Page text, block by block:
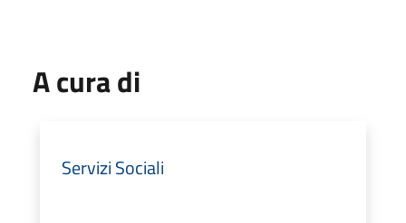
A cura di
Servizi Sociali